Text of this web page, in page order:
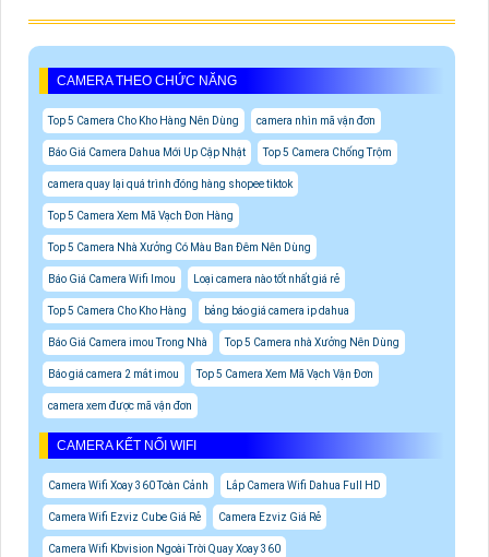
CAMERA THEO CHỨC NĂNG
Top 5 Camera Cho Kho Hàng Nên Dùng camera nhìn mã vận đơn
Báo Giá Camera Dahua Mới Up Cập Nhật Top 5 Camera Chống Trộm
camera quay lại quá trình đóng hàng shopee tiktok
Top 5 Camera Xem Mã Vạch Đơn Hàng
Top 5 Camera Nhà Xưởng Có Màu Ban Đêm Nên Dùng
Báo Giá Camera Wifi Imou Loại camera nào tốt nhất giá rẻ
Top 5 Camera Cho Kho Hàng bảng báo giá camera ip dahua
Báo Giá Camera imou Trong Nhà Top 5 Camera nhà Xưởng Nên Dùng
Báo giá camera 2 mắt imou Top 5 Camera Xem Mã Vạch Vận Đơn
camera xem được mã vận đơn
CAMERA KẾT NỐI WIFI
Camera Wifi Xoay 360 Toàn Cảnh Lắp Camera Wifi Dahua Full HD
Camera Wifi Ezviz Cube Giá Rẻ Camera Ezviz Giá Rẻ
Camera Wifi Kbvision Ngoài Trời Quay Xoay 360